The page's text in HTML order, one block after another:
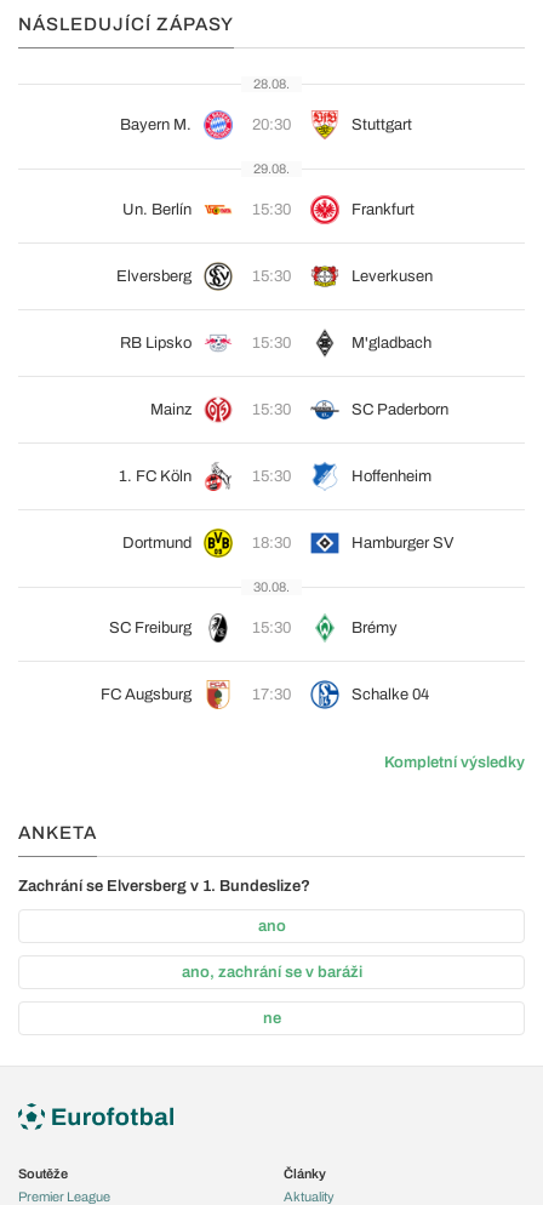
NÁSLEDUJÍCÍ ZÁPASY
28.08.
Bayern M. 20:30 Stuttgart
29.08.
Un. Berlín 15:30 Frankfurt
Elversberg 15:30 Leverkusen
RB Lipsko 15:30 M'gladbach
Mainz 15:30 SC Paderborn
1. FC Köln 15:30 Hoffenheim
Dortmund 18:30 Hamburger SV
30.08.
SC Freiburg 15:30 Brémy
FC Augsburg 17:30 Schalke 04
Kompletní výsledky
ANKETA
Zachrání se Elversberg v 1. Bundeslize?
ano
ano, zachrání se v baráži
ne
Soutěže
Premier League
Články
Aktuality